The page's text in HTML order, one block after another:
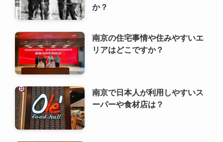
か？
南京の住宅事情や住みやすいエ
リアはどこですか？
南京で日本人が利用しやすいス
ーパーや食材店は？